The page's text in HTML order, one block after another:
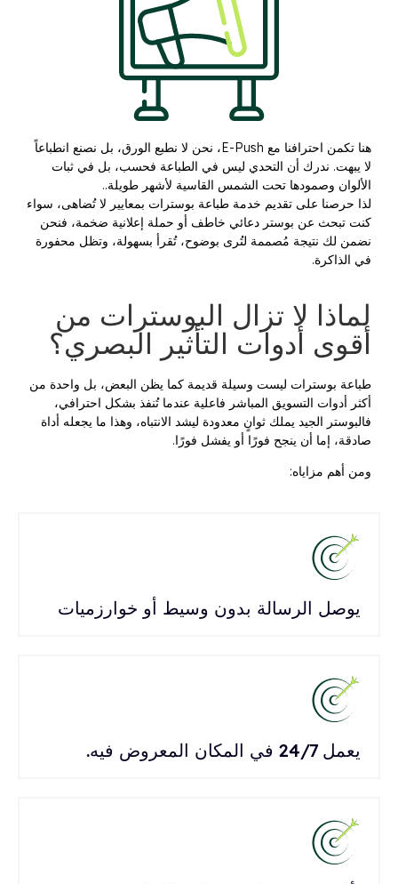
هنا تكمن احترافنا مع E-Push، نحن لا نطبع الورق، بل نصنع انطباعاً
لا يبهت. ندرك أن التحدي ليس في الطباعة فحسب، بل في ثبات
الألوان وصمودها تحت الشمس القاسية لأشهر طويلة..
لذا حرصنا على تقديم خدمة طباعة بوسترات بمعايير لا تُضاهى، سواء
كنت تبحث عن بوستر دعائي خاطف أو حملة إعلانية ضخمة، فنحن
نضمن لك نتيجة مُصممة لتُرى بوضوح، تُقرأ بسهولة، وتظل محفورة
في الذاكرة.
لماذا لا تزال البوسترات من
أقوى أدوات التأثير البصري؟
طباعة بوسترات ليست وسيلة قديمة كما يظن البعض، بل واحدة من
أكثر أدوات التسويق المباشر فاعلية عندما تُنفذ بشكل احترافي،
فالبوستر الجيد يملك ثوانٍ معدودة ليشد الانتباه، وهذا ما يجعله أداة
صادقة، إما أن ينجح فورًا أو يفشل فورًا.
ومن أهم مزاياه:
يوصل الرسالة بدون وسيط أو خوارزميات
يعمل 24/7 في المكان المعروض فيه.